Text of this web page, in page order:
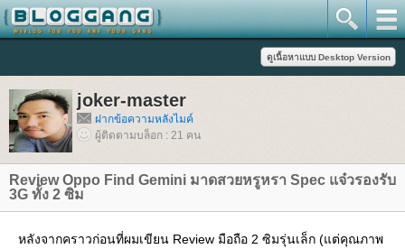
joker-master
ฝากข้อความหลังไมค์
ผู้ติดตามบล็อก : 21 คน
Review Oppo Find Gemini มาดสวยหรูหรา Spec แจ๋วรองรับ
3G ทั้ง 2 ซิม
หลังจากคราวก่อนที่ผมเขียน Review มือถือ 2 ซิมรุ่นเล็ก (แต่คุณภาพ